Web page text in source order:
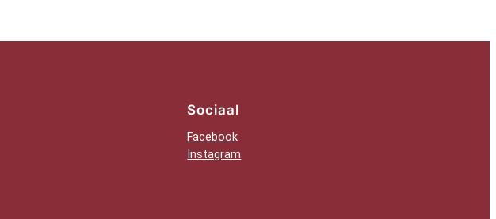
Sociaal
Facebook
Instagram